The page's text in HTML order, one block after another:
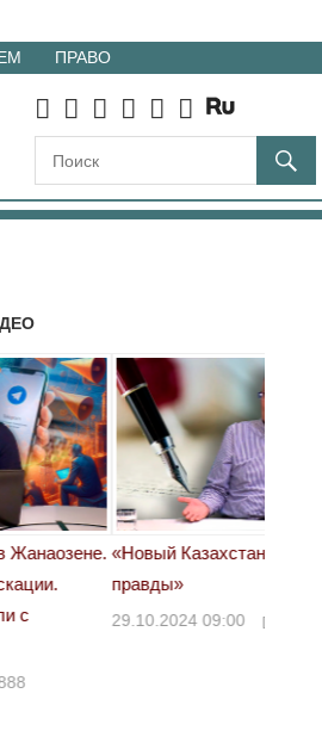
ПРАВО
Казахстан не говорит всей
09:00 39623